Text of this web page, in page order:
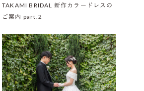
TAKAMI BRIDAL 新作カラードレスの
ご案内 part.2